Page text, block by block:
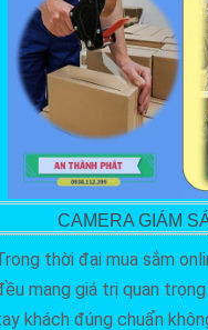
CAMERA GIÁM
thời đại mua sắm
mang giá trị quan
khách đúng chuẩn